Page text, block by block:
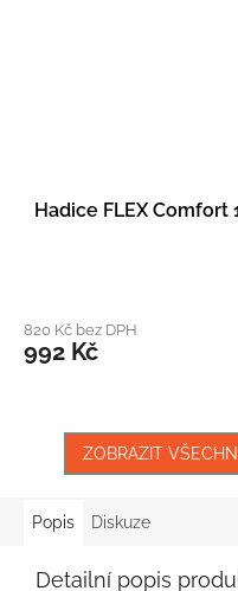
Hadice FLEX
820 Kč bez DPH
992 Kč
ZOBRAZIT
Popis Diskuze
Detailní popis